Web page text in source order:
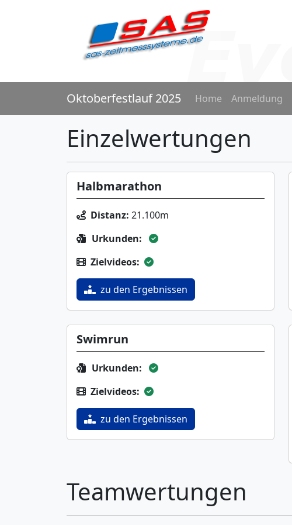
Oktoberfestlauf 2025 Home Anmeldung
Einzelwertungen
Halbmarathon
Distanz: 21.100m
Urkunden:
Zielvideos:
zu den Ergebnissen
Swimrun
Urkunden:
Zielvideos:
zu den Ergebnissen
Teamwertungen